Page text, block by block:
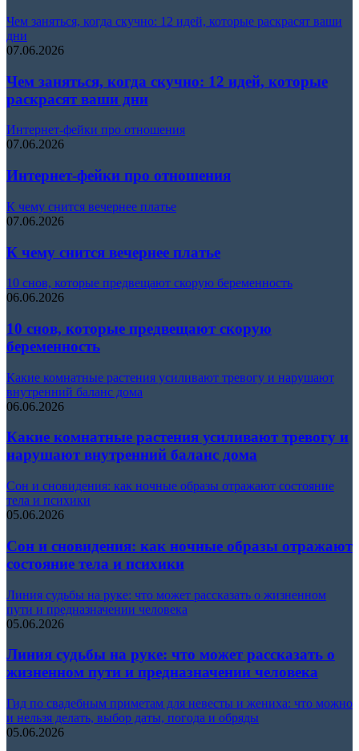
Чем заняться, когда скучно: 12 идей, которые раскрасят ваши
дни
07.06.2026
Чем заняться, когда скучно: 12 идей, которые
раскрасят ваши дни
Интернет-фейки про отношения
07.06.2026
Интернет-фейки про отношения
К чему снится вечернее платье
07.06.2026
К чему снится вечернее платье
10 снов, которые предвещают скорую беременность
06.06.2026
10 снов, которые предвещают скорую
беременность
Какие комнатные растения усиливают тревогу и нарушают
внутренний баланс дома
06.06.2026
Какие комнатные растения усиливают тревогу и
нарушают внутренний баланс дома
Сон и сновидения: как ночные образы отражают состояние
тела и психики
05.06.2026
Сон и сновидения: как ночные образы отражают
состояние тела и психики
Линия судьбы на руке: что может рассказать о жизненном
пути и предназначении человека
05.06.2026
Линия судьбы на руке: что может рассказать о
жизненном пути и предназначении человека
Гид по свадебным приметам для невесты и жениха: что можно
и нельзя делать, выбор даты, погода и обряды
05.06.2026